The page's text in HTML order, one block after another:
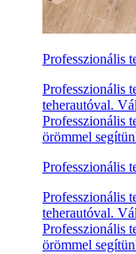
Professzionális
Professzionális
teherautóval.
Professzionális
örömmel
Professzionális
Professzionális
teherautóval.
Professzionális
örömmel